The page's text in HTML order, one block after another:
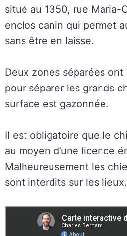
situé au 1350, rue Maria-
enclos canin qui permet
sans être en laisse.
Deux zones séparées
pour séparer les grands
surface est gazonnée.
Il est obligatoire que le
au moyen d’une licence
Malheureusement les
sont interdits sur les lieux.